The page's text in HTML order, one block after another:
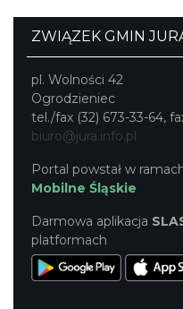
ZWIĄZEK GMIN
pl. Wolności 42
Ogrodzieniec
tel./fax (32) 673-33-64,
biuro@jura.info.pl
Portal powstał w
Mobilne Śląskie
Darmowa aplikacja
platformach